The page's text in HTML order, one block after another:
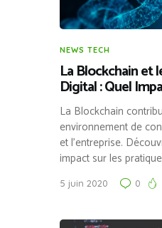
NEWS TECH
La Blockchain et
Digital : Quel
La Blockchain
environnement de
et l’entreprise.
impact sur les
5 juin 2020 0